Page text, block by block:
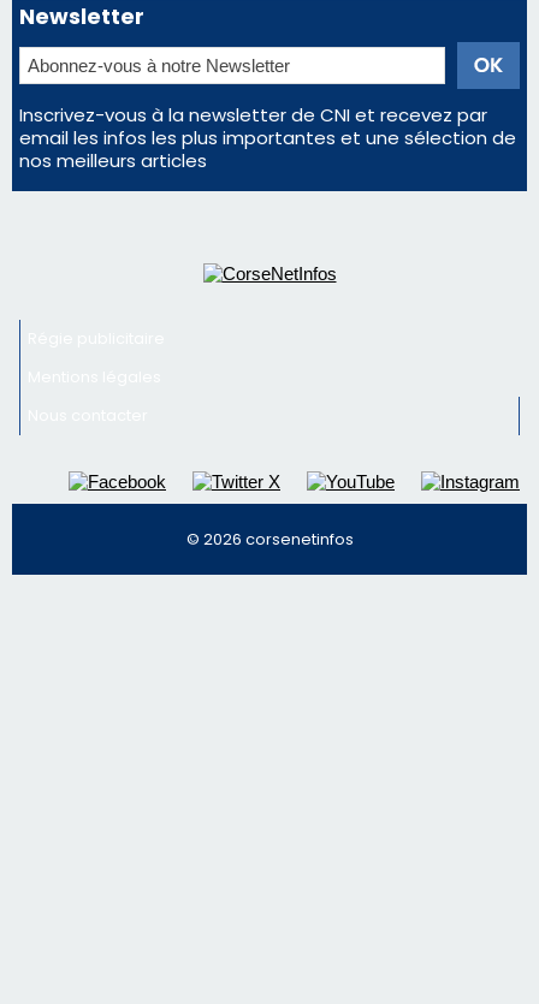
Newsletter
Inscrivez-vous à la newsletter de CNI et recevez par
email les infos les plus importantes et une sélection de
nos meilleurs articles
© 2026 corsenetinfos